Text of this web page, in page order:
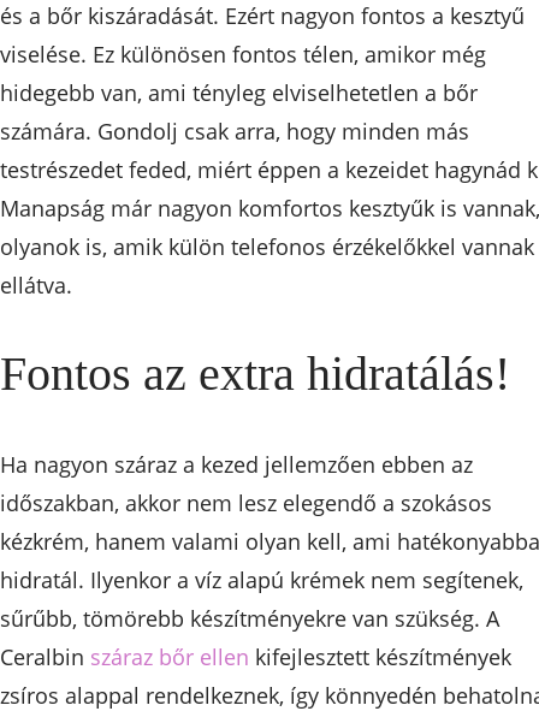
és a bőr kiszáradását. Ezért nagyon fontos a kesztyű
viselése. Ez különösen fontos télen, amikor még
hidegebb van, ami tényleg elviselhetetlen a bőr
számára. Gondolj csak arra, hogy minden más
testrészedet feded, miért éppen a kezeidet hagynád
Manapság már nagyon komfortos kesztyűk is vannak,
olyanok is, amik külön telefonos érzékelőkkel vannak
ellátva.
Fontos az extra hidratálás!
Ha nagyon száraz a kezed jellemzően ebben az
időszakban, akkor nem lesz elegendő a szokásos
kézkrém, hanem valami olyan kell, ami
hidratál. Ilyenkor a víz alapú krémek nem segítenek,
sűrűbb, tömörebb készítményekre van szükség. A
Ceralbin száraz bőr ellen kifejlesztett készítmények
zsíros alappal rendelkeznek, így könnyedén